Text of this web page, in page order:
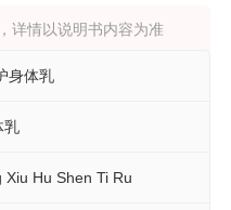
详情以说明书内容为准
身体乳
乳
Xiu Hu Shen Ti Ru